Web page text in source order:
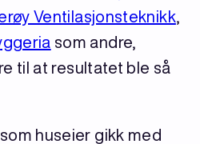
Ventilasjonsteknikk,
som andre,
til at resultatet ble så
huseier gikk med